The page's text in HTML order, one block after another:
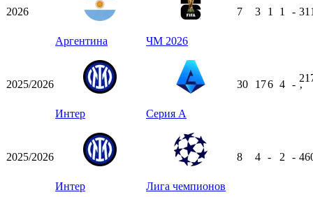
2026
Аргентина ЧМ 2026
7 3 1 1 -
2025/2026
Интер Серия А
30 176 4 -
ʼ
2025/2026
Интер Лига чемпионов
8 4 - 2 -